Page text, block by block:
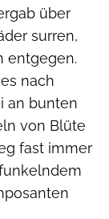
über
surren,
entgegen.
nach
an bunten
von Blüte
fast immer